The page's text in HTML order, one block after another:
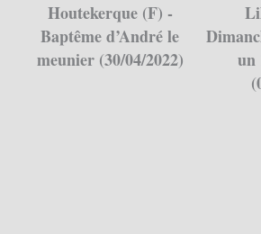
Houtekerque (F) -
Baptême d’André le
meunier (30/04/2022)
un